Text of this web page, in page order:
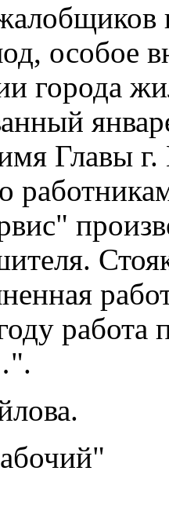
особое
города
имя Главы
работа